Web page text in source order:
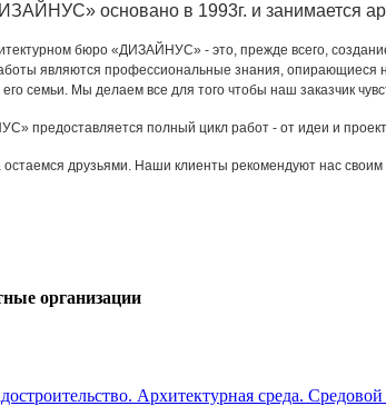
основано в 1993г. и занимается
бюро «ДИЗАЙНУС» - это, прежде всего,
являются профессиональные знания, опирающиеся
семьи. Мы делаем все для того чтобы наш заказчик
предоставляется полный цикл работ - от идеи и
друзьями. Наши клиенты рекомендуют нас
организации
Архитектурная среда.